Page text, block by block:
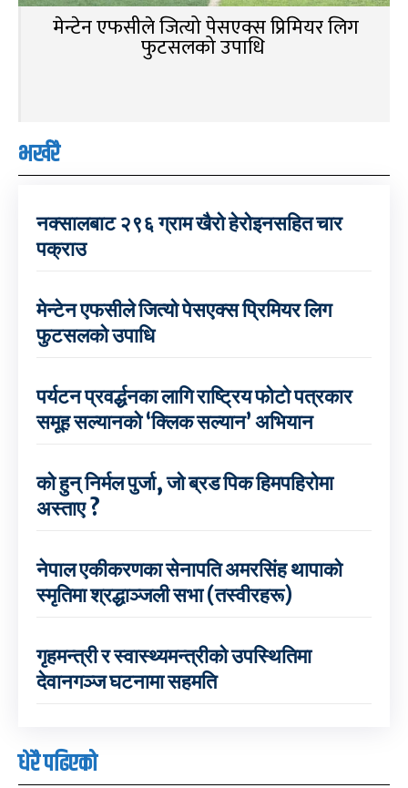
मेन्टेन एफसीले जित्यो पेसएक्स प्रिमियर लिग
फुटसलको उपाधि
भर्खरै
नक्सालबाट २९६ ग्राम खैरो हेरोइनसहित चार
पक्राउ
मेन्टेन एफसीले जित्यो पेसएक्स प्रिमियर लिग
फुटसलको उपाधि
पर्यटन प्रवर्द्धनका लागि राष्ट्रिय फोटो पत्रकार
समूह सल्यानको ‘क्लिक सल्यान’ अभियान
को हुन् निर्मल पुर्जा, जो ब्रड पिक हिमपहिरोमा
अस्ताए ?
नेपाल एकीकरणका सेनापति अमरसिंह थापाको
स्मृतिमा श्रद्धाञ्जली सभा (तस्वीरहरू)
गृहमन्त्री र स्वास्थ्यमन्त्रीको उपस्थितिमा
देवानगञ्ज घटनामा सहमति
धेरै पढिएको